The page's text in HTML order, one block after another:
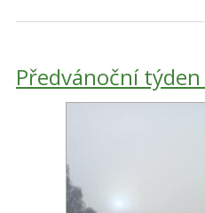
Předvánoční týden